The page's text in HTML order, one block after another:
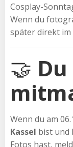
Cosplay-
Wenn du
später direkt
🤝
Wenn du am
Kassel bist und
Fotos hast,